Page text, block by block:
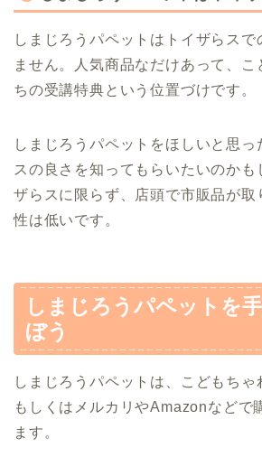
しまじろうパペットはトイザらスで
ません。人気商品なだけあって、こ
ちの受講特典という位置づけです。
しまじろうパペットをほしいと思っ
スの良さを知ってもらいたいのかも
ザらスに限らず、店頭で市販品が取
性は低いです。
しまじろうパペットを
ぼう
しまじろうパペットは、こどもちゃ
もしくはメルカリやAmazonなどで
ます。